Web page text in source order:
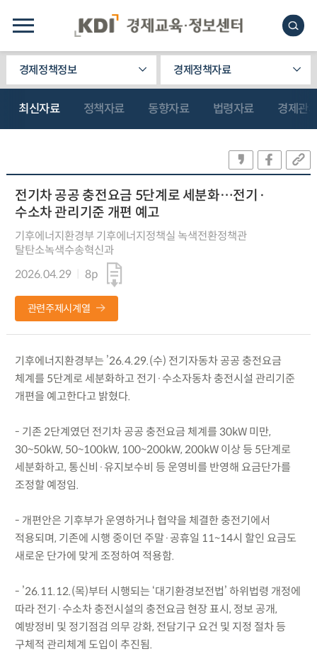
경제정책정보 경제정책자료
최신자료 정책자료 동향자료 법령자료 경제관
전기차 공공 충전요금 5단계로 세분화…전기·
수소차 관리기준 개편 예고
기후에너지환경부 기후에너지정책실 녹색전환정책관
탈탄소녹색수송혁신과
2026.04.29
8p
관련주제시계열
기후에너지환경부는 ’26.4.29.(수) 전기자동차 공공 충전요금
체계를 5단계로 세분화하고 전기·수소자동차 충전시설 관리기준
개편을 예고한다고 밝혔다.
- 기존 2단계였던 전기차 공공 충전요금 체계를 30kW 미만,
30~50kW, 50~100kW, 100~200kW, 200kW 이상 등 5단계로
세분화하고, 통신비·유지보수비 등 운영비를 반영해 요금단가를
조정할 예정임.
- 개편안은 기후부가 운영하거나 협약을 체결한 충전기에서
적용되며, 기존에 시행 중이던 주말·공휴일 11~14시 할인 요금도
새로운 단가에 맞게 조정하여 적용함.
- ’26.11.12.(목)부터 시행되는 ‘대기환경보전법’ 하위법령 개정에
따라 전기·수소차 충전시설의 충전요금 현장 표시, 정보 공개,
예방정비 및 정기점검 의무 강화, 전담기구 요건 및 지정 절차 등
구체적 관리체계 도입이 추진됨.